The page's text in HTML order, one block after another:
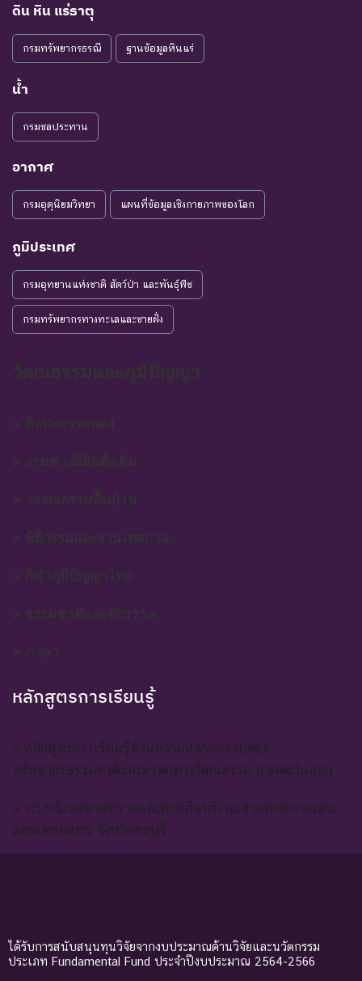
ดิน หิน แร่ธาตุ
กรมทรัพยากรธรณี ฐานข้อมูลหินแร่
น้ำ
กรมชลประทาน
อากาศ
กรมอุตุนิยมวิทยา แผนที่ข้อมูลเชิงกายภาพของโลก
ภูมิประเทศ
กรมอุทยานแห่งชาติ สัตว์ป่า และพันธุ์พืช
กรมทรัพยากรทางทะเลและชายฝั่ง
วัฒนธรรมและภูมิปัญญา
> ศิลปะการแสดง
> งานช่างฝีมือดั้งเดิม
> วรรณกรรมพื้นบ้าน
> พิธีกรรมและงานเทศกาล
> กีฬาภูมิปัญญาไทย
> ธรรมชาติและจักรวาล
> ภาษา
หลักสูตรการเรียนรู้
> หลักสูตรการเรียนรู้ด้านความหลากหลายของ
ทรัพยากรธรรมชาติและมรดกทางวัฒนธรรม ภาคตะวันออก
> ระบบนิเวศหาดทรายและหาดหินบริเวณชายหาดบางแสน
และแหลมแท่น จังหวัดชลบุรี
ได้รับการสนับสนุนทุนวิจัยจากงบประมาณด้านวิจัยและนวัตกรรม
ประเภท Fundamental Fund ประจำปีงบประมาณ 2564-2566